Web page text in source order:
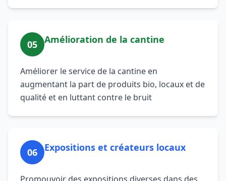
05 Amélioration de la cantine
Améliorer le service de la cantine en
augmentant la part de produits bio, locaux et de
qualité et en luttant contre le bruit
06 Expositions et créateurs locaux
Promouvoir des expositions diverses dans des